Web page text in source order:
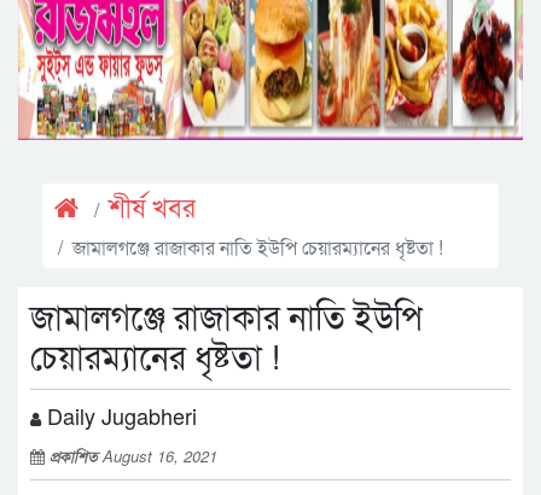
শীর্ষ খবর
জামালগঞ্জে রাজাকার নাতি ইউপি চেয়ারম্যানের ধৃষ্টতা !
জামালগঞ্জে রাজাকার নাতি ইউপি
চেয়ারম্যানের ধৃষ্টতা !
Daily Jugabheri
প্রকাশিতAugust 16, 2021